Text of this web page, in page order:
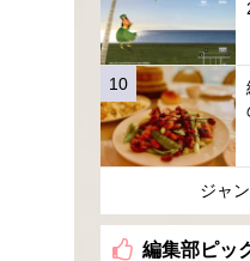
ジャ
編集部ピッ